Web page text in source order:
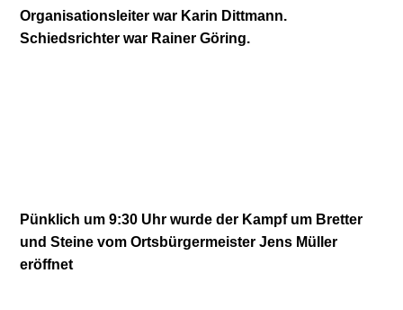
Organisationsleiter war Karin Dittmann.
Schiedsrichter war Rainer Göring.
Pünklich um 9:30 Uhr wurde der Kampf um Bretter
und Steine vom Ortsbürgermeister Jens Müller
eröffnet